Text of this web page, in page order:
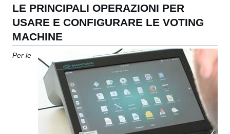
LE PRINCIPALI OPERAZIONI PER
USARE E CONFIGURARE LE VOTING
MACHINE
Per le